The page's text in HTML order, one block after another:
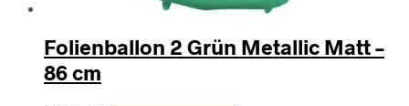
Folienballon 2 Grün Metallic Matt –
86 cm